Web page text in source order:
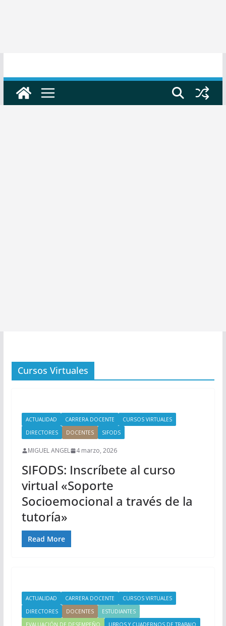
Cursos Virtuales
ACTUALIDAD CARRERA DOCENTE
CURSOS VIRTUALES
DIRECTORES
DOCENTES SIFODS
MIGUEL ANGEL 4 marzo, 2026
SIFODS: Inscríbete al curso
virtual «Soporte
Socioemocional a través de la
tutoría»
Read More
ACTUALIDAD CARRERA DOCENTE
CURSOS VIRTUALES
DIRECTORES
DOCENTES
ESTUDIANTES
EVALUACIÓN DE DESEMPEÑO
LIBROS Y CUADERNOS DE TRABAJO